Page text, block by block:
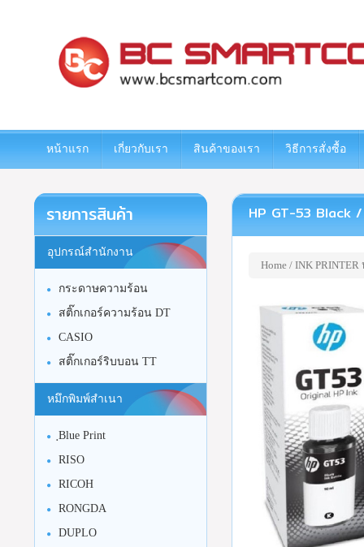
หน้าแรก เกี่ยวกับเรา สินค้าของเรา วิธีการสั่งซื้อ
HP GT-53 Black
Home/ INK
รายการสินค้า
อุปกรณ์สำนักงาน
กระดาษความร้อน
สติ๊กเกอร์ความร้อน DT
CASIO
สติ๊กเกอร์ริบบอน TT
หมึกพิมพ์สำเนา
ฺBlue Print
RISO
RICOH
RONGDA
DUPLO